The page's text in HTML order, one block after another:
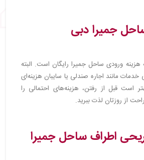
جمیرا دبی
ورودی ساحل جمیرا رایگان است. البته
مانند اجاره صندلی یا سایبان هزینه‌ای
است قبل از رفتن، هزینه‌های احتمالی را
از روزتان لذت ببرید.
اطراف ساحل جمیرا